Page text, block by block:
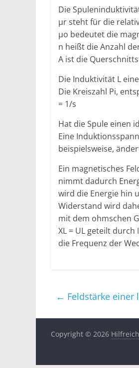
Die
µr steht für die
µo bedeutet die
n heißt die Anzahl
A ist die
Die Induktivität L
Die Kreiszahl Pi,
= 1/s
Hat die Spule einen
Eine
beispielsweise,
Ein magnetisches
nimmt dadurch
wird die Energie hin
Widerstand wird
mit dem ohmschen
XL = UL geteilt durch
die Frequenz der
← Feldstärke einer
Copyright © 2026